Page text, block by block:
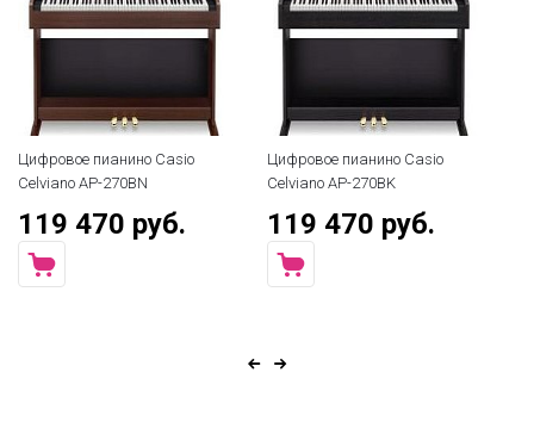
Цифровое пианино Casio
Celviano AP-270BN
119 470 руб.
Цифровое пианино Casio
Celviano AP-270BK
119 470 руб.